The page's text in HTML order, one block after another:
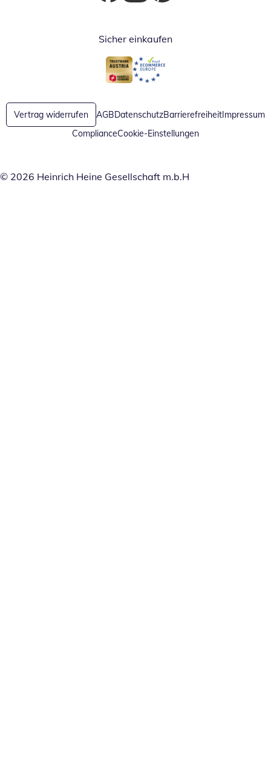
Öffnet in neuem Fenster
Öffnet in neuem Fenster
Öffnet in neuem Fenster
Sicher einkaufen
Öffnet in neuem Fenster
Öffnet in neuem Fenster
Vertrag widerrufen AGBDatenschutzBarrierefreiheitImpressum
ComplianceCookie-Einstellungen
© 2026 Heinrich Heine Gesellschaft m.b.H